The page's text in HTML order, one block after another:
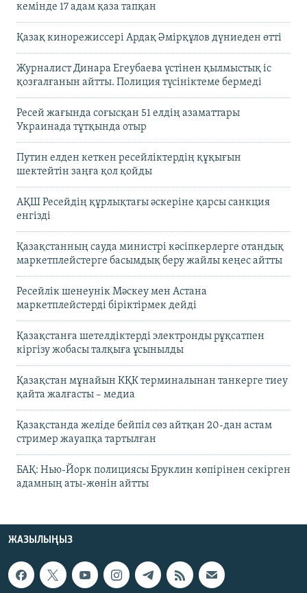
кемінде 17 адам қаза тапқан
Қазақ кинорежиссері Ардақ Әмірқұлов дүниеден өтті
Журналист Динара Егеубаева үстінен қылмыстық іс
қозғалғанын айтты. Полиция түсініктеме бермеді
Ресей жағында соғысқан 51 елдің азаматтары
Украинада тұтқында отыр
Путин елден кеткен ресейліктердің құқығын
шектейтін заңға қол қойды
АҚШ Ресейдің құрлықтағы әскеріне қарсы санкция
енгізді
Қазақстанның сауда министрі кәсіпкерлерге отандық
маркетплейстерге басымдық беру жайлы кеңес айтты
Ресейлік шенеунік Мәскеу мен Астана
маркетплейстерді біріктірмек дейді
Қазақстанға шетелдіктерді электронды рұқсатпен
кіргізу жобасы талқыға ұсынылды
Қазақстан мұнайын КҚК терминалынан танкерге тиеу
қайта жалғасты – медиа
Қазақстанда желіде бейпіл сөз айтқан 20-дан астам
стример жауапқа тартылған
БАҚ: Нью-Йорк полициясы Бруклин көпірінен секірген
адамның аты-жөнін айтты
ЖАЗЫЛЫҢЫЗ